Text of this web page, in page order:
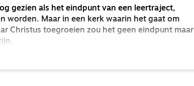
gezien als het eindpunt van een leertraject,
worden. Maar in een kerk waarin het gaat om
Christus toegroeien zou het geen eindpunt maar